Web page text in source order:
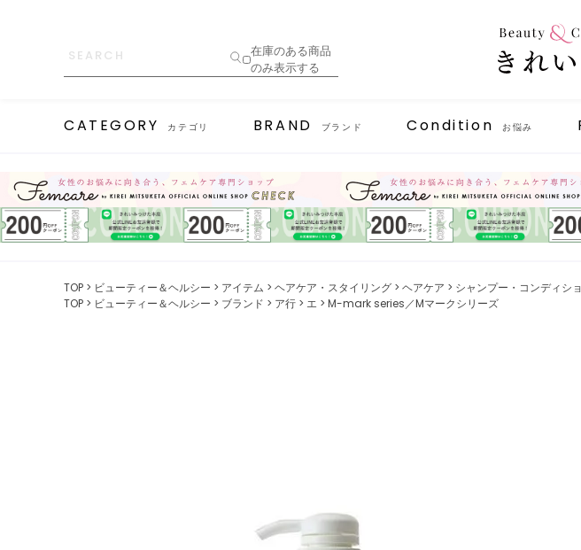
在庫のある商品
のみ表示する
CATEGORY カテゴリ BRAND ブランド Condition お悩み
TOP ビューティー＆ヘルシー アイテム ヘアケア・スタイリング ヘアケア
シャンプー・コンディシ
TOP
ビューティー＆ヘルシー ブランド ア行 エ M-mark series／Mマークシリーズ